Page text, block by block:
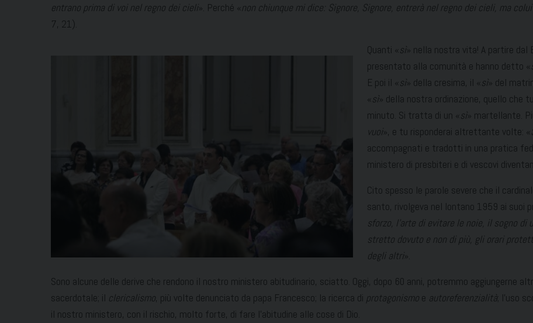
entrano prima di voi nel regno dei cieli». Perché « non chiunque mi dice: Signore, Signore, entrerà nel regno dei cieli, ma
7, 21).
Quanti «
sì» nella nostra vita! A partire dal
presentato alla comunità e hanno detto «
E poi il «
sì» della cresima, il « sì» del
sì» della nostra ordinazione, quello che
minuto. Si tratta di un «
sì» martellante.
vuoi», e tu risponderai altrettante volte: «
accompagnati e tradotti in una pratica
ministero di presbiteri e di vescovi
Cito spesso le parole severe che il
santo, rivolgeva nel lontano 1959 ai suoi
sforzo, l’arte di evitare le noie, il sogno
stretto dovuto e non di più, gli orari
degli altri».
Sono alcune delle derive che rendono il nostro ministero abitudinario, sciatto. Oggi, dopo 60 anni, potremmo aggiungerne
sacerdotale; il clericalismo, più volte denunciato da papa Francesco; la ricerca di protagonismo e autoreferenzialità; l’uso
il nostro ministero, con il rischio, molto forte, di fare l’abitudine alle cose di Dio.